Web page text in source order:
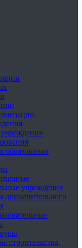
образования
учреждения
дополнительного
строительства,